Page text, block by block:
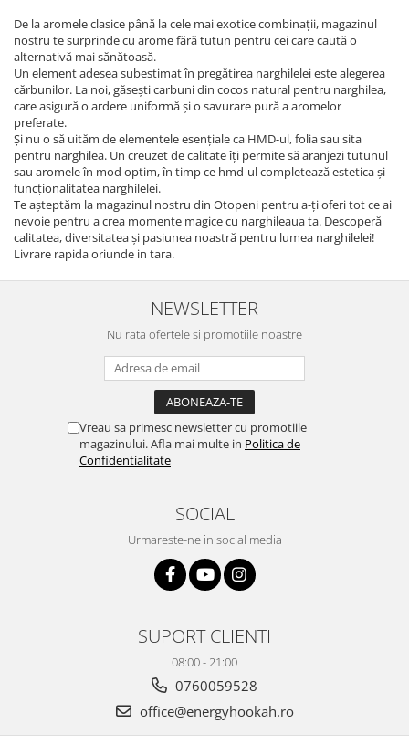
De la aromele clasice până la cele mai exotice combinații, magazinul
nostru te surprinde cu arome fără tutun pentru cei care caută o
alternativă mai sănătoasă.
Un element adesea subestimat în pregătirea narghilelei este alegerea
cărbunilor. La noi, găsești carbuni din cocos natural pentru narghilea,
care asigură o ardere uniformă și o savurare pură a aromelor
preferate.
Și nu o să uităm de elementele esențiale ca HMD-ul, folia sau sita
pentru narghilea. Un creuzet de calitate îți permite să aranjezi tutunul
sau aromele în mod optim, în timp ce hmd-ul completează estetica și
funcționalitatea narghilelei.
Te așteptăm la magazinul nostru din Otopeni pentru a-ți oferi tot ce ai
nevoie pentru a crea momente magice cu narghileaua ta. Descoperă
calitatea, diversitatea și pasiunea noastră pentru lumea narghilelei!
Livrare rapida oriunde in tara.
NEWSLETTER
Nu rata ofertele si promotiile noastre
Vreau sa primesc newsletter cu promotiile
magazinului. Afla mai multe in Politica de
Confidentialitate
SOCIAL
Urmareste-ne in social media
SUPORT CLIENTI
08:00 - 21:00
0760059528
office@energyhookah.ro